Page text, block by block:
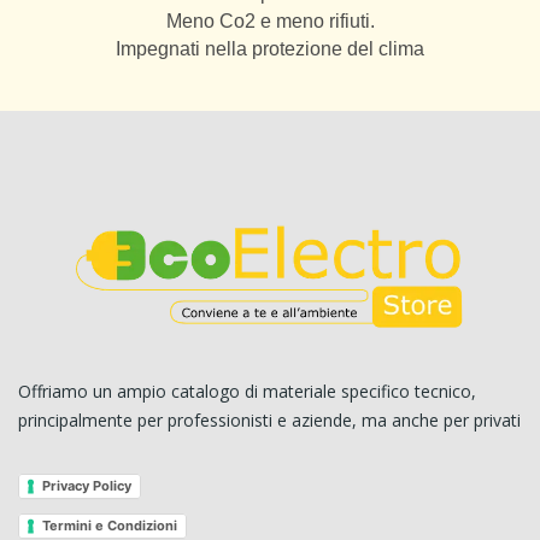
Meno Co2 e meno rifiuti.
Impegnati nella protezione del clima
Offriamo un ampio catalogo di materiale specifico tecnico,
principalmente per professionisti e aziende, ma anche per privati
Privacy Policy
Termini e Condizioni